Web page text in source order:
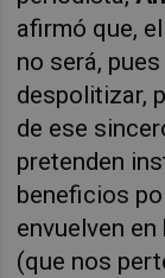
afirmó que,
no será,
despolitizar,
de ese
pretenden
beneficios
envuelven
(que nos